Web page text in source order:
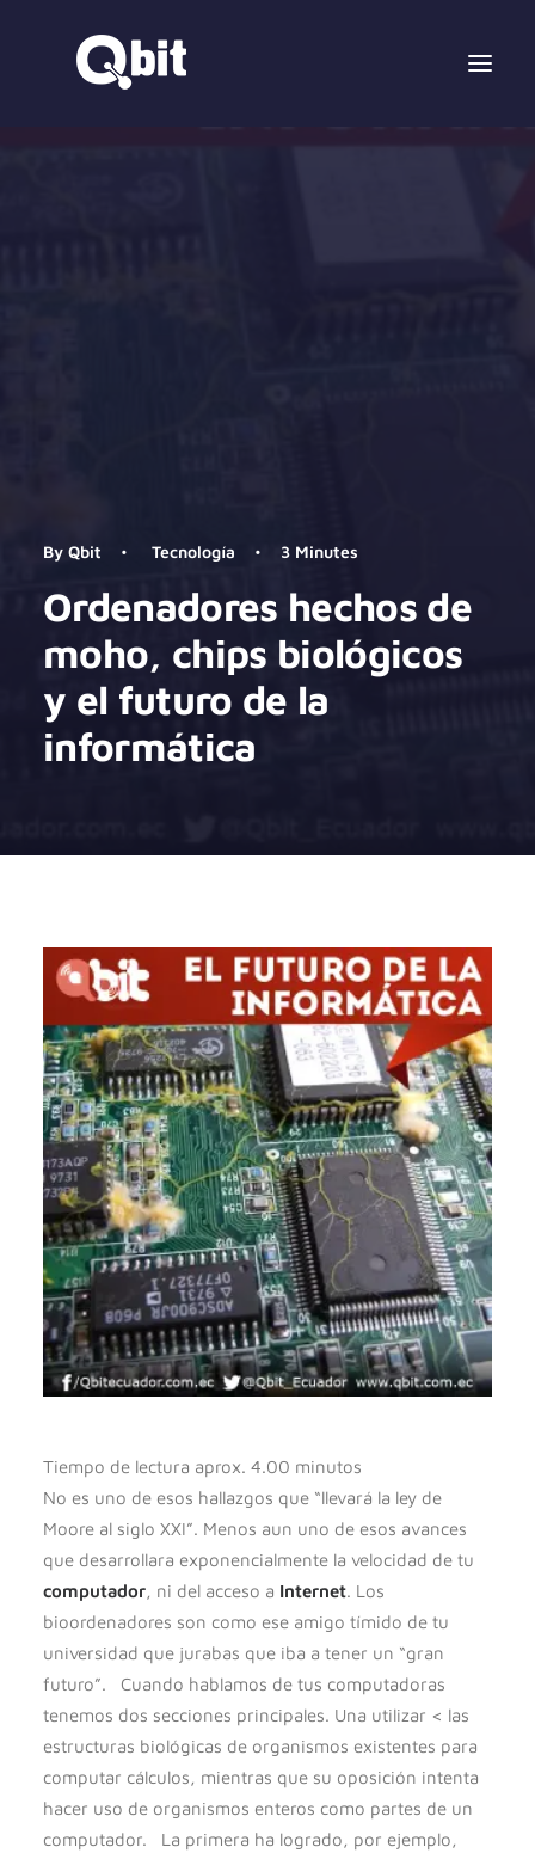
By Qbit • Tecnología • 3 Minutes
Ordenadores hechos de
moho, chips biológicos
y el futuro de la
informática
Tiempo de lectura aprox. 4.00 minutos
No es uno de esos hallazgos que “llevará la ley de
Moore al siglo XXI”. Menos aun uno de esos avances
que desarrollara exponencialmente la velocidad de tu
computador, ni del acceso a Internet. Los
bioordenadores son como ese amigo tímido de tu
universidad que jurabas que iba a tener un “gran
futuro”. Cuando hablamos de tus computadoras
tenemos dos secciones principales. Una utilizar < las
estructuras biológicas de organismos existentes para
computar cálculos, mientras que su oposición intenta
hacer uso de organismos enteros como partes de un
computador. La primera ha logrado, por ejemplo,